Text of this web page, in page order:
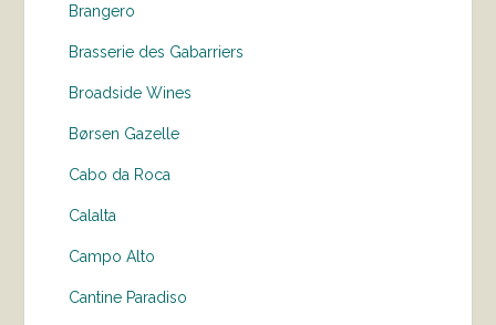
Brangero
Brasserie des Gabarriers
Broadside Wines
Børsen Gazelle
Cabo da Roca
Calalta
Campo Alto
Cantine Paradiso